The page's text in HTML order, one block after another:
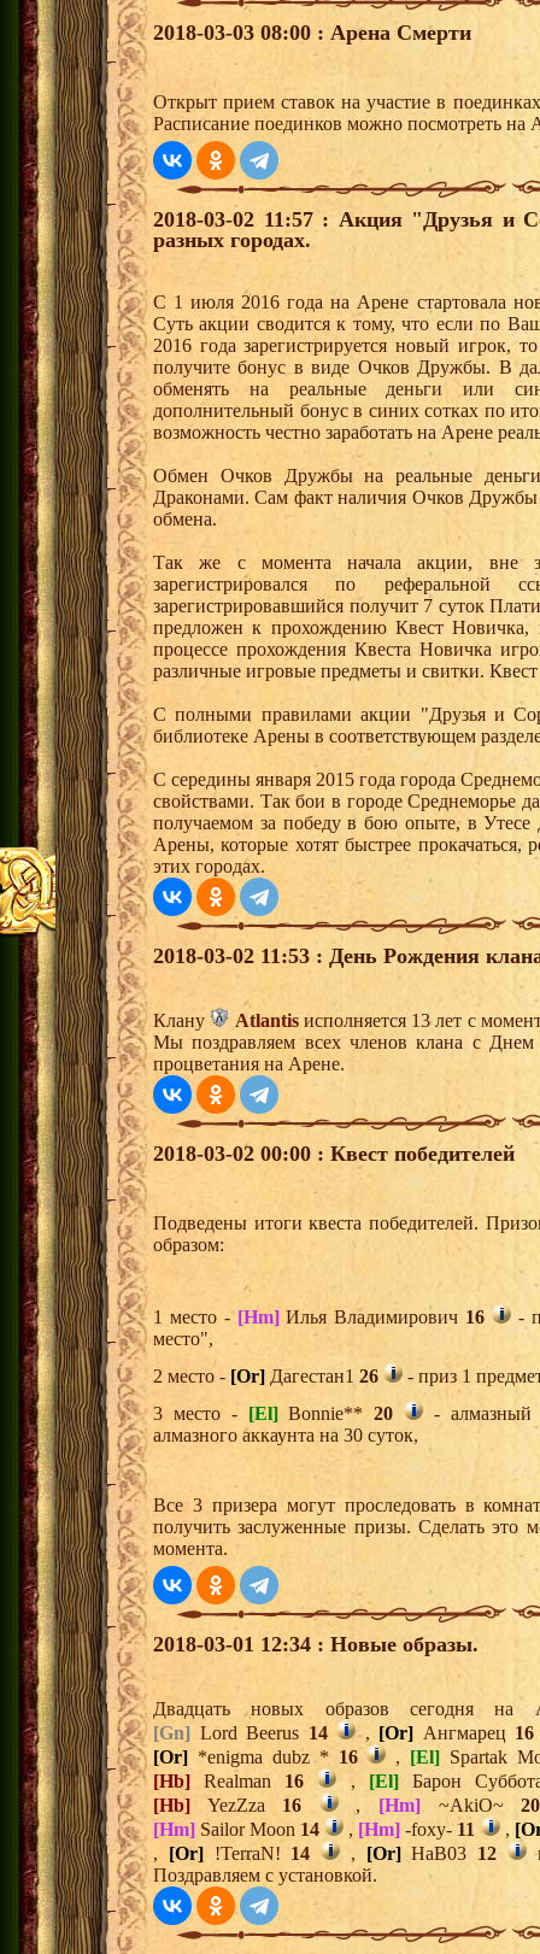
2018-03-03 08:00 : Арена Смерти
Открыт прием ставок на участие в
Расписание поединков можно посмотреть на
2018-03-02 11:57 : Акция "Друзья и
разных городах.
С 1 июля 2016 года на Арене стартовала
Суть акции сводится к тому, что если по
2016 года зарегистрируется новый
получите бонус в виде Очков Дружбы. В
обменять на реальные деньги или
дополнительный бонус в синих сотках по
возможность честно заработать на Арене
Обмен Очков Дружбы на реальные деньги
Драконами. Сам факт наличия Очков Дружбы
обмена.
Так же с момента начала акции, вне
зарегистрировался по
зарегистрировавшийся получит 7 суток
предложен к прохождению Квест
процессе прохождения Квеста Новичка
различные игровые предметы и свитки.
С полными правилами акции "Друзья и
библиотеке Арены в соответствующем
С середины января 2015 года города
свойствами. Так бои в городе Среднеморье
получаемом за победу в бою опыте, в
Арены, которые хотят быстрее прокачаться,
этих городах.
2018-03-02 11:53 : День Рождения
Клану Atlantisисполняется 13 лет с
Мы поздравляем всех членов клана с
процветания на Арене.
2018-03-02 00:00 : Квест победителей
Подведены итоги квеста победителей.
образом:
1 место - [Hm]Илья Владимирович 16
-
место",
2 место - [Or] Дагестан1 26
- приз 1
3 место - [El]Bonnie**20
- алмазный
алмазного аккаунта на 30 суток,
Все 3 призера могут проследовать в
получить заслуженные призы. Сделать это
момента.
2018-03-01 12:34 : Новые образы.
Двадцать новых образов сегодня
[Gn] Lord Beerus 14 , [Or] Ангмарец 16
[Or] *enigma dubz * 16 , [El] Spartak
[Hb] Realman 16 , [El]Барон
[Hb] YezZza 16 , [Hm] ~AkiO~20
[Hm] Sailor Moon 14 , [Hm] -foxy- 11 ,
, [Or]!TerraN! 14 , [Or]HaB03 12
Поздравляем с установкой.